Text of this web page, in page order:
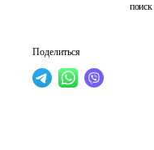
поиск
Поделиться